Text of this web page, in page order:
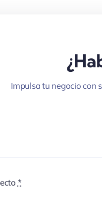
Impulsa tu negocio con
*